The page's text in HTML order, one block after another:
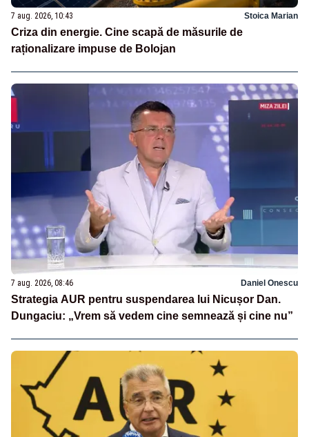
7 aug. 2026, 10:43 Stoica Marian
Criza din energie. Cine scapă de măsurile de
raționalizare impuse de Bolojan
7 aug. 2026, 08:46 Daniel Onescu
Strategia AUR pentru suspendarea lui Nicușor Dan.
Dungaciu: „Vrem să vedem cine semnează și cine nu”